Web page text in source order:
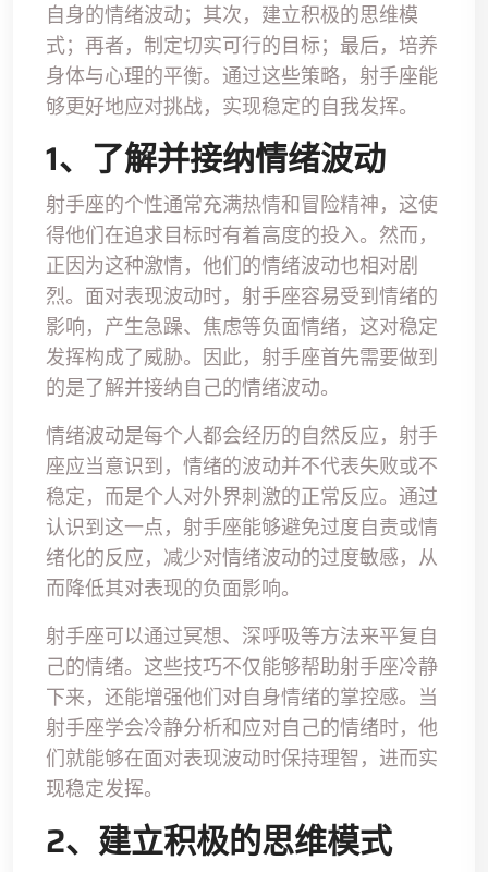
自身的情绪波动；其次，建立积极的思维模
式；再者，制定切实可行的目标；最后，培养
身体与心理的平衡。通过这些策略，射手座能
够更好地应对挑战，实现稳定的自我发挥。
1、了解并接纳情绪波动
射手座的个性通常充满热情和冒险精神，这使
得他们在追求目标时有着高度的投入。然而，
正因为这种激情，他们的情绪波动也相对剧
烈。面对表现波动时，射手座容易受到情绪的
影响，产生急躁、焦虑等负面情绪，这对稳定
发挥构成了威胁。因此，射手座首先需要做到
的是了解并接纳自己的情绪波动。
情绪波动是每个人都会经历的自然反应，射手
座应当意识到，情绪的波动并不代表失败或不
稳定，而是个人对外界刺激的正常反应。通过
认识到这一点，射手座能够避免过度自责或情
绪化的反应，减少对情绪波动的过度敏感，从
而降低其对表现的负面影响。
射手座可以通过冥想、深呼吸等方法来平复自
己的情绪。这些技巧不仅能够帮助射手座冷静
下来，还能增强他们对自身情绪的掌控感。当
射手座学会冷静分析和应对自己的情绪时，他
们就能够在面对表现波动时保持理智，进而实
现稳定发挥。
2、建立积极的思维模式